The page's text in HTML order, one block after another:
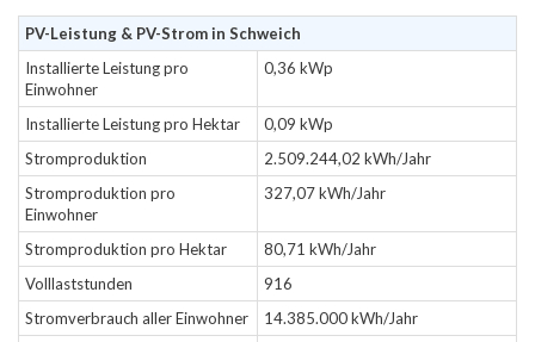
PV-Leistung & PV-Strom in Schweich
Installierte Leistung pro
Einwohner
0,36 kWp
Installierte Leistung pro Hektar
0,09 kWp
Stromproduktion
2.509.244,02 kWh/Jahr
Stromproduktion pro
Einwohner
327,07 kWh/Jahr
Stromproduktion pro Hektar
80,71 kWh/Jahr
Volllaststunden
916
Stromverbrauch aller Einwohner
14.385.000 kWh/Jahr